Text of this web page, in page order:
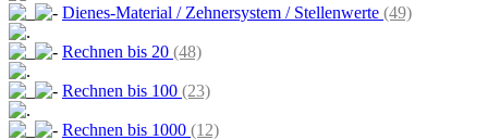
Dienes-Material / Zehnersystem / Stellenwerte (49)
Rechnen bis 20 (48)
Rechnen bis 100 (23)
Rechnen bis 1000 (12)